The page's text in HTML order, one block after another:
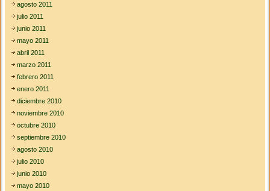
agosto 2011
julio 2011
junio 2011
mayo 2011
abril 2011
marzo 2011
febrero 2011
enero 2011
diciembre 2010
noviembre 2010
octubre 2010
septiembre 2010
agosto 2010
julio 2010
junio 2010
mayo 2010